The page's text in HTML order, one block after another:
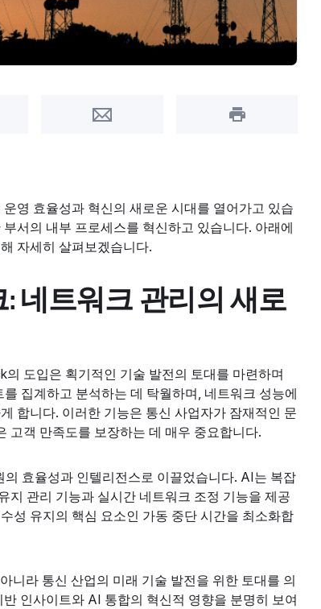
on Facebook Share by Email Print this page
운영 효율성과 혁신의 새로운 시대를 열어가고 있습
서의 내부 프로세스를 혁신하고 있습니다. 아래에
자세히 살펴보겠습니다.
네트워크 관리의 새로
도입은 획기적인 기술 발전의 토대를 마련하며
집계하고 분석하는 데 탁월하며, 네트워크 성능에
합니다. 이러한 기능은 통신 사업자가 잠재적인 문
고객 만족도를 보장하는 데 매우 중요합니다.
효율성과 인텔리전스로 이끌었습니다. AI는 복잡
지 관리 기능과 실시간 네트워크 조정 기능을 제공
성 유지의 핵심 요소인 가동 중단 시간을 최소화합
니라 통신 산업의 미래 기술 발전을 위한 토대를 의
인사이트와 AI 통합의 혁신적 영향을 분명히 보여